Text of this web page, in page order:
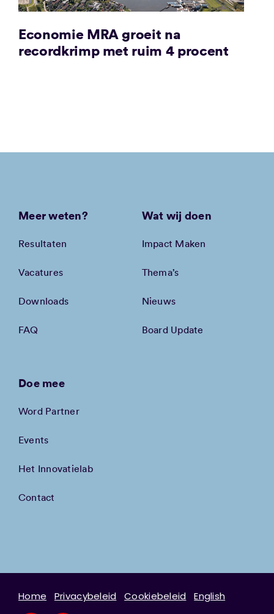
Economie MRA groeit na
recordkrimp met ruim 4 procent
Meer weten?
Resultaten
Vacatures
Downloads
FAQ
Wat wij doen
Impact Maken
Thema’s
Nieuws
Board Update
Doe mee
Word Partner
Events
Het Innovatielab
Contact
Home Privacybeleid Cookiebeleid English